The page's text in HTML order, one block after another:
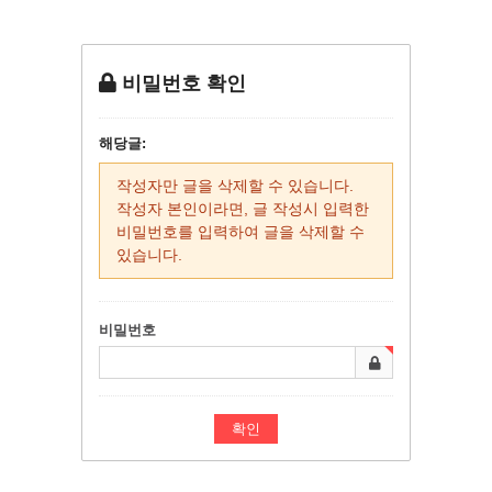
비밀번호 확인
해당글:
작성자만 글을 삭제할 수 있습니다.
작성자 본인이라면, 글 작성시 입력한
비밀번호를 입력하여 글을 삭제할 수
있습니다.
비밀번호